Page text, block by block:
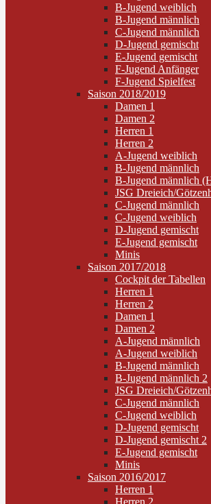
B-Jugend weiblich
B-Jugend männlich
C-Jugend männlich
D-Jugend gemischt
E-Jugend gemischt
F-Jugend Anfänger
F-Jugend Spielfest
Saison 2018/2019
Damen 1
Damen 2
Herren 1
Herren 2
A-Jugend weiblich
B-Jugend männlich
B-Jugend männlich
JSG Dreieich/
C-Jugend männlich
C-Jugend weiblich
D-Jugend gemischt
E-Jugend gemischt
Minis
Saison 2017/2018
Cockpit der Tabellen
Herren 1
Herren 2
Damen 1
Damen 2
A-Jugend männlich
A-Jugend weiblich
B-Jugend männlich
B-Jugend männlich 2
JSG Dreieich/
C-Jugend männlich
C-Jugend weiblich
D-Jugend gemischt
D-Jugend gemischt 2
E-Jugend gemischt
Minis
Saison 2016/2017
Herren 1
Herren 2